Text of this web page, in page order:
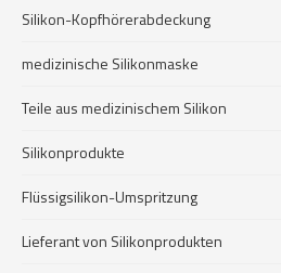
Silikon-Kopfhörerabdeckung
medizinische Silikonmaske
Teile aus medizinischem Silikon
Silikonprodukte
Flüssigsilikon-Umspritzung
Lieferant von Silikonprodukten